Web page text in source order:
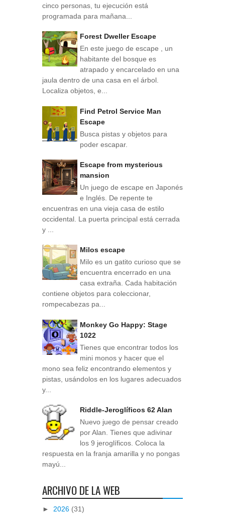
cinco personas, tu ejecución está
programada para mañana...
Forest Dweller Escape
En este juego de escape , un
habitante del bosque es
atrapado y encarcelado en una
jaula dentro de una casa en el árbol.
Localiza objetos, e...
Find Petrol Service Man
Escape
Busca pistas y objetos para
poder escapar.
Escape from mysterious
mansion
Un juego de escape en Japonés
e Inglés. De repente te
encuentras en una vieja casa de estilo
occidental. La puerta principal está cerrada
y ...
Milos escape
Milo es un gatito curioso que se
encuentra encerrado en una
casa extraña. Cada habitación
contiene objetos para coleccionar,
rompecabezas pa...
Monkey Go Happy: Stage
1022
Tienes que encontrar todos los
mini monos y hacer que el
mono sea feliz encontrando elementos y
pistas, usándolos en los lugares adecuados
y...
Riddle-Jeroglíficos 62 Alan
Nuevo juego de pensar creado
por Alan. Tienes que adivinar
los 9 jeroglíficos. Coloca la
respuesta en la franja amarilla y no pongas
mayú...
ARCHIVO DE LA WEB
► 2026 (31)